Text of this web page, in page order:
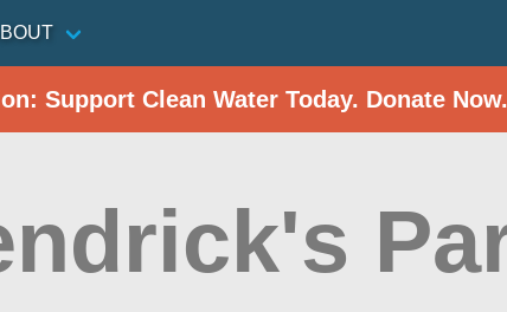
Support Clean Water Today. Donate Now.